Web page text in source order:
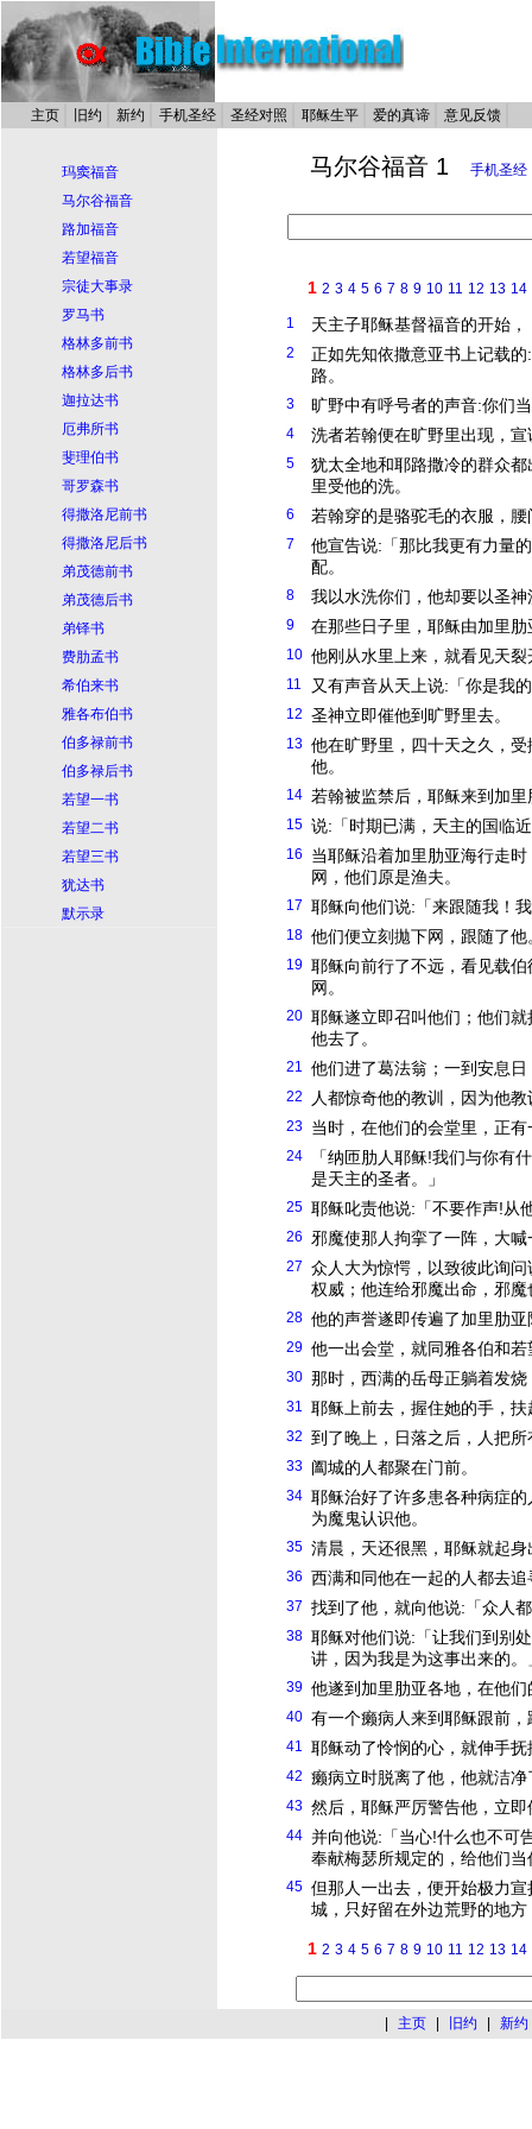
主页 旧约 新约 手机圣经 圣经对照 耶稣生平 爱的真谛 意见反馈
玛窦福音
马尔谷福音
路加福音
若望福音
宗徒大事录
罗马书
格林多前书
格林多后书
迦拉达书
厄弗所书
斐理伯书
哥罗森书
得撒洛尼前书
得撒洛尼后书
弟茂德前书
弟茂德后书
弟铎书
费肋孟书
希伯来书
雅各布伯书
伯多禄前书
伯多禄后书
若望一书
若望二书
若望三书
犹达书
默示录
马尔谷福音 1 手机圣经
1 2 3 4 5 6 7 8 9 10 11 12 13 14
1 天主子耶稣基督福音的开始，
2
正如先知依撒意亚书上记载
路。
3 旷野中有呼号者的声音:你们
4 洗者若翰便在旷野里出现，
5
犹太全地和耶路撒冷的群众
里受他的洗。
6 若翰穿的是骆驼毛的衣服，
7
他宣告说:「那比我更有力量
配。
8 我以水洗你们，他却要以圣神
9 在那些日子里， 耶稣由加里
10 他刚从水里上来，就看见天
11 又有声音从天上说:「你是我
12 圣神立即催他到旷野里去。
13 他在旷野里，四十天之久，
他。
14 若翰被监禁后， 耶稣来到加里
15 说:「时期已满，天主的国临
16 当耶稣沿着加里肋亚海行走
网，他们原是渔夫。
17 耶稣向他们说:「来跟随我！
18 他们便立刻拋下网，跟随了他
19 耶稣向前行了不远，看见载
网。
20 耶稣遂立即召叫他们；他们
他去了。
21 他们进了葛法翁；一到安息日
22 人都惊奇他的教训，因为他
23 当时，在他们的会堂里，正
24 「纳匝肋人耶稣!我们与你有
是天主的圣者。」
25 耶稣叱责他说:「不要作声!从
26 邪魔使那人拘挛了一阵，大
27 众人大为惊愕，以致彼此询
权威；他连给邪魔出命，邪
28 他的声誉遂即传遍了加里肋亚
29 他一出会堂，就同雅各伯和
30 那时，西满的岳母正躺着发烧
31 耶稣 上前去，握住她的手，
32 到了晚上，日落之后，人把
33 阖城的人都聚在门前。
34 耶稣治好了许多患各种病症
为魔鬼认识他。
35 清晨，天还很黑， 耶稣就起身
36 西满和同他在一起的人都去追
37 找到了他，就向他说:「众人
38 耶稣对他们说:「让我们到别
讲，因为我是为这事出来的。
39 他遂到加里肋亚各地，在他
40 有一个癞病人来到耶稣跟前
41 耶稣动了怜悯的心，就伸手
42 癞病立时脱离了他，他就洁净
43 然后， 耶稣严厉警告他，立即
44 并向他说:「当心!什么也不可
奉献梅瑟所规定的，给他们当
45 但那人一出去，便开始极力
城，只好留在外边荒野的地
1 2 3 4 5 6 7 8 9 10 11 12 13 14
| 主页 | 旧约 | 新约